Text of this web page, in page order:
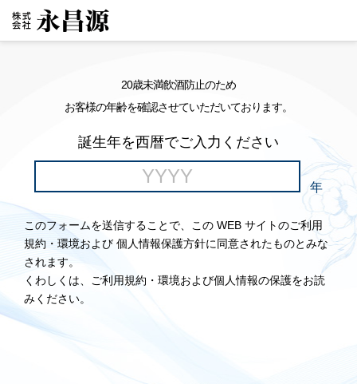
20歳未満飲酒防止のため
お客様の年齢を確認させていただいております。
誕生年を西暦でご入力ください
年
このフォームを送信することで、この WEB サイトのご利用
規約・環境および 個人情報保護方針に同意されたものとみな
されます。
くわしくは、ご利用規約・環境および個人情報の保護をお読
みください。